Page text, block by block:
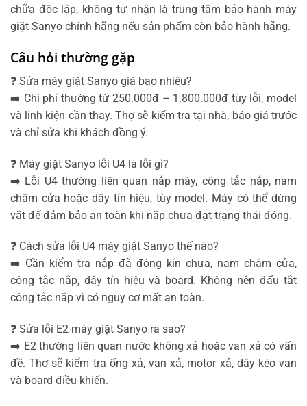
chữa độc lập, không tự nhận là trung tâm bảo hành máy
giặt Sanyo chính hãng nếu sản phẩm còn bảo hành hãng.
Câu hỏi thường gặp
❓ Sửa máy giặt Sanyo giá bao nhiêu?
➡️ Chi phí thường từ 250.000đ – 1.800.000đ tùy lỗi, model
và linh kiện cần thay. Thợ sẽ kiểm tra tại nhà, báo giá trước
và chỉ sửa khi khách đồng ý.
❓ Máy giặt Sanyo lỗi U4 là lỗi gì?
➡️ Lỗi U4 thường liên quan nắp máy, công tắc nắp, nam
châm cửa hoặc dây tín hiệu, tùy model. Máy có thể dừng
vắt để đảm bảo an toàn khi nắp chưa đạt trạng thái đóng.
❓ Cách sửa lỗi U4 máy giặt Sanyo thế nào?
➡️ Cần kiểm tra nắp đã đóng kín chưa, nam châm cửa,
công tắc nắp, dây tín hiệu và board. Không nên đấu tắt
công tắc nắp vì có nguy cơ mất an toàn.
❓ Sửa lỗi E2 máy giặt Sanyo ra sao?
➡️ E2 thường liên quan nước không xả hoặc van xả có vấn
đề. Thợ sẽ kiểm tra ống xả, van xả, motor xả, dây kéo van
và board điều khiển.